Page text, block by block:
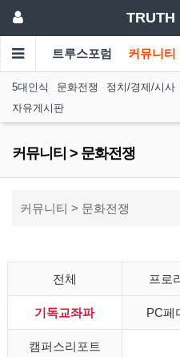
TRUTH
트루스포럼 커뮤니티
5대인식 문화전쟁 정치/경제/시사
자유게시판
커뮤니티 > 문화전쟁
커뮤니티 > 문화전쟁
전체 프로
기독교좌파 PC페
캠퍼스리포트